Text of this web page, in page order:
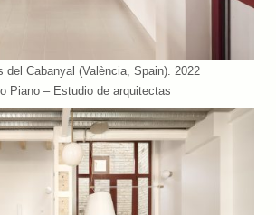
del Cabanyal (València, Spain). 2022
Piano – Estudio de arquitectas